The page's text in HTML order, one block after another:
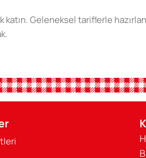
katın. Geleneksel tariflerle
Katkısız, doğal ve sağlıklı
daha da tatlandıracak. Sağlıklı